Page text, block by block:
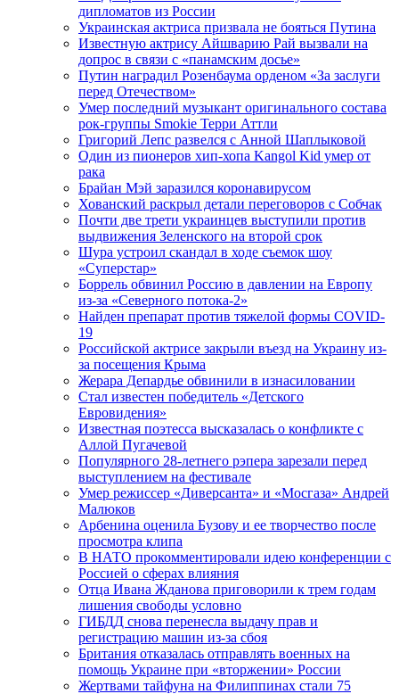
дипломатов из России
Украинская актриса призвала не бояться Путина
Известную актрису Айшварию Рай вызвали на
допрос в связи с «панамским досье»
Путин наградил Розенбаума орденом «За заслуги
перед Отечеством»
Умер последний музыкант оригинального состава
рок-группы Smokie Терри Аттли
Григорий Лепс развелся с Анной Шаплыковой
Один из пионеров хип-хопа Kangol Kid умер от
рака
Брайан Мэй заразился коронавирусом
Хованский раскрыл детали переговоров с Собчак
Почти две трети украинцев выступили против
выдвижения Зеленского на второй срок
Шура устроил скандал в ходе съемок шоу
«Суперстар»
Боррель обвинил Россию в давлении на Европу
из-за «Северного потока-2»
Найден препарат против тяжелой формы COVID-
19
Российской актрисе закрыли въезд на Украину из-
за посещения Крыма
Жерара Депардье обвинили в изнасиловании
Стал известен победитель «Детского
Евровидения»
Известная поэтесса высказалась о конфликте с
Аллой Пугачевой
Популярного 28-летнего рэпера зарезали перед
выступлением на фестивале
Умер режиссер «Диверсанта» и «Мосгаза» Андрей
Малюков
Арбенина оценила Бузову и ее творчество после
просмотра клипа
В НАТО прокомментировали идею конференции с
Россией о сферах влияния
Отца Ивана Жданова приговорили к трем годам
лишения свободы условно
ГИБДД снова перенесла выдачу прав и
регистрацию машин из-за сбоя
Британия отказалась отправлять военных на
помощь Украине при «вторжении» России
Жертвами тайфуна на Филиппинах стали 75